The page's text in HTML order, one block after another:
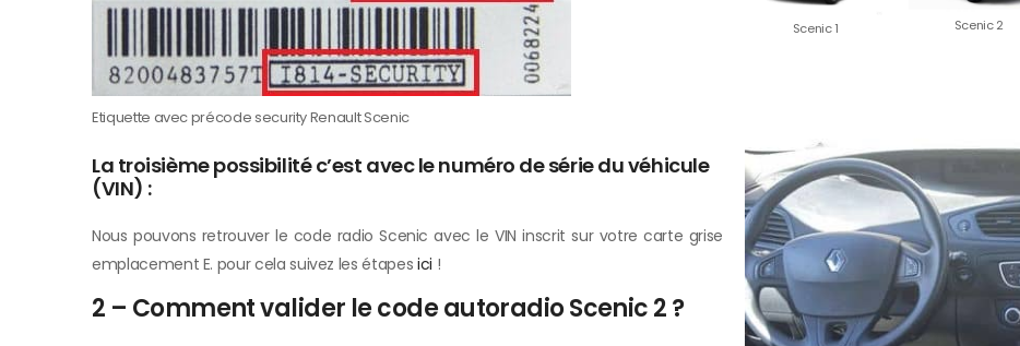
Etiquette avec précode security Renault Scenic
La troisième possibilité c’est avec le numéro de série du véhicule
(VIN) :
Nous pouvons retrouver le code radio Scenic avec le VIN inscrit sur votre carte grise
emplacement E. pour cela suivez les étapes ici !
2 – Comment valider le code autoradio Scenic 2 ?
Scenic 1 Scenic 2